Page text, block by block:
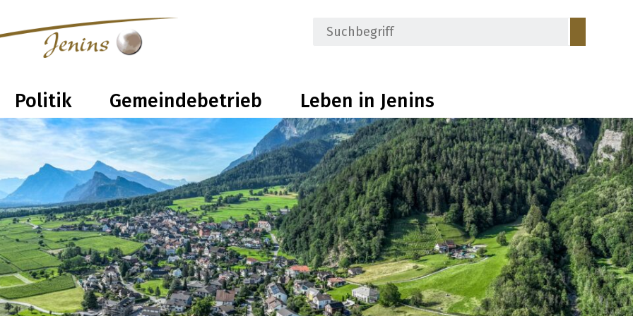
Suchbegriff
Politik Gemeindebetrieb Leben in Jenins